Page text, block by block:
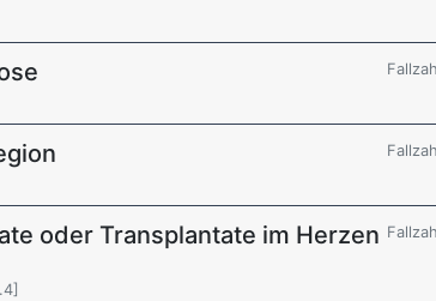
oder Transplantate im Herzen